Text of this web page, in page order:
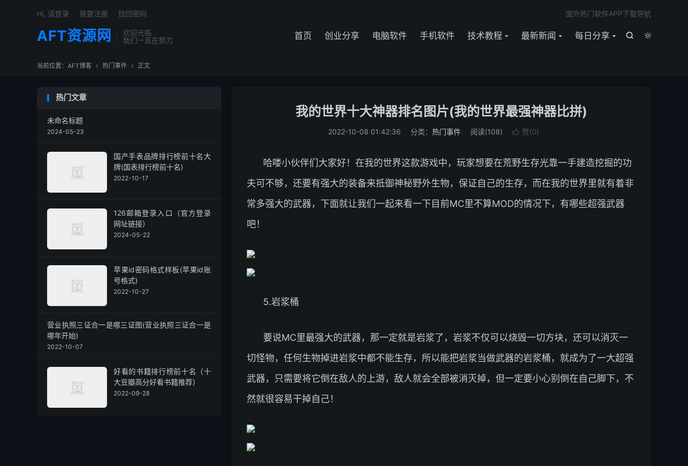
AFT资源网
欢迎光临
我们一直在努力


首页 创业分享 电脑软件 手机软件 技术教程 最新新闻 每日分享
国外热门软件APP下载导航
Hi, 请登录 我要注册 找回密码
当前位置： AFT博客  热门事件  正文
我的世界十大神器排名图片(我的世界最强神器比拼)
2022-10-08 01:42:36 分类： 热门事件 阅读(108)  赞(0)
哈喽小伙伴们大家好！在我的世界这款游戏中，玩家想要在荒野生存光靠一手建造挖掘的功
夫可不够，还要有强大的装备来抵御神秘野外生物，保证自己的生存，而在我的世界里就有着非
常多强大的武器，下面就让我们一起来看一下目前MC里不算MOD的情况下，有哪些超强武器
吧！
5.岩浆桶
要说MC里最强大的武器，那一定就是岩浆了，岩浆不仅可以烧毁一切方块，还可以消灭一
切怪物，任何生物掉进岩浆中都不能生存，所以能把岩浆当做武器的岩浆桶，就成为了一大超强
武器，只需要将它倒在敌人的上游，敌人就会全部被消灭掉，但一定要小心别倒在自己脚下，不
然就很容易干掉自己！
热门文章
未命名标题
2024-05-23
国产手表品牌排行榜前十名大
牌(国表排行榜前十名)
2022-10-17
126邮箱登录入口（官方登录
网址链接）
2024-05-22
苹果id密码格式样板(苹果id账
号格式)
2022-10-27
营业执照三证合一是哪三证图(营业执照三证合一是
哪年开始)
2022-10-07
好看的书籍排行榜前十名（十
大豆瓣高分好看书籍推荐）
2022-09-28